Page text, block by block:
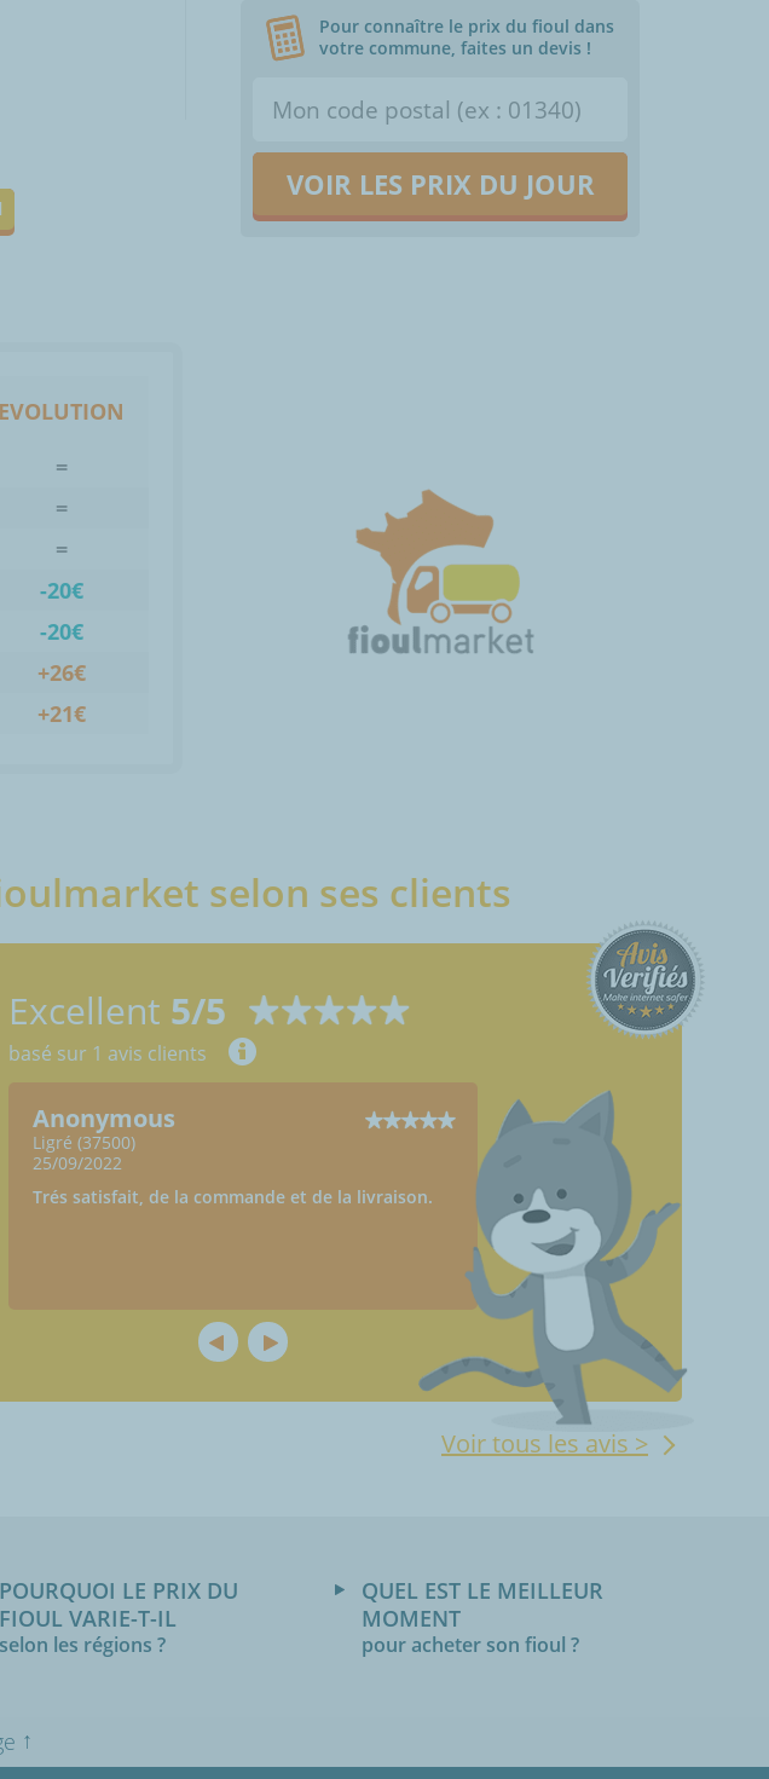
Pour connaître le prix du fioul dans
votre commune, faites un devis !
VOIR LES PRIX DU JOUR
EVOLUTION
=
=
=
-20€
-20€
+26€
+21€
selon ses clients
Excellent 5/5
basé sur 1 avis clients
Voir tous les avis >
Anonymous
Ligré (37500)
25/09/2022
Trés satisfait, de la commande et de la livraison.
POURQUOI LE PRIX DU
FIOUL VARIE-T-IL
selon les régions ?
QUEL EST LE MEILLEUR
MOMENT
pour acheter son fioul ?
↑